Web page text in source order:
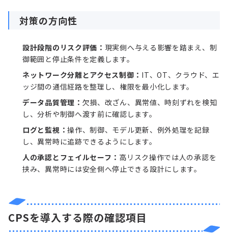
対策の方向性
設計段階のリスク評価： 現実側へ与える影響を踏まえ、制
御範囲と停止条件を定義します。
ネットワーク分離とアクセス制御： IT、OT、クラウド、エ
ッジ間の通信経路を整理し、権限を最小化します。
データ品質管理： 欠損、改ざん、異常値、時刻ずれを検知
し、分析や制御へ渡す前に確認します。
ログと監視：操作、制御、モデル更新、例外処理を記録
し、異常時に追跡できるようにします。
人の承認とフェイルセーフ： 高リスク操作では人の承認を
挟み、異常時には安全側へ停止できる設計にします。
CPSを導入する際の確認項目